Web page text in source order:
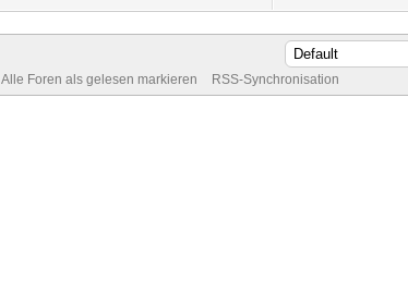
Alle Foren als gelesen markieren RSS-Synchronisation